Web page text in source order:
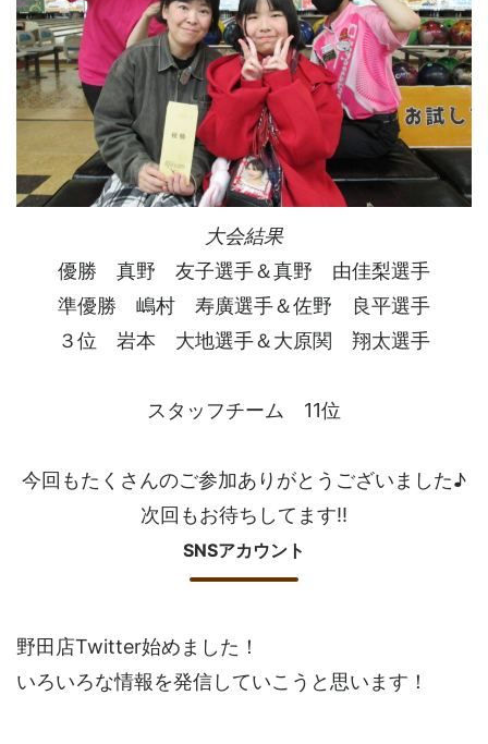
大会結果
優勝 真野 友子選手＆真野 由佳梨選手
準優勝 嶋村 寿廣選手＆佐野 良平選手
３位 岩本 大地選手＆大原関 翔太選手
スタッフチーム 11位
今回もたくさんのご参加ありがとうございました♪
次回もお待ちしてます!!
SNSアカウント
野田店Twitter始めました！
いろいろな情報を発信していこうと思います！